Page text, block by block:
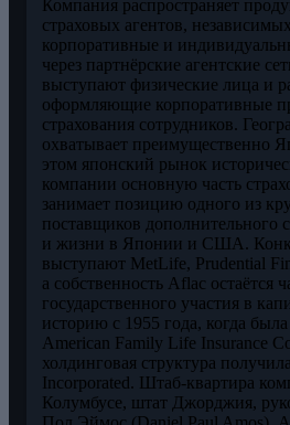
Компания распространяет
страховых агентов,
корпоративные и
через партнёрские агентские
выступают физические лица и
оформляющие корпоративные
страхования сотрудников.
охватывает
этом японский рынок
компании основную часть
занимает позицию одного из
поставщиков дополнительного
и жизни в Японии и США.
выступают MetLife, Prudential
а собственность Aflac остаётся
государственного участия в
историю с 1955 года, когда
American Family Life Insurance
холдинговая структура
Incorporated. Штаб-квартира
Колумбусе, штат Джорджия,